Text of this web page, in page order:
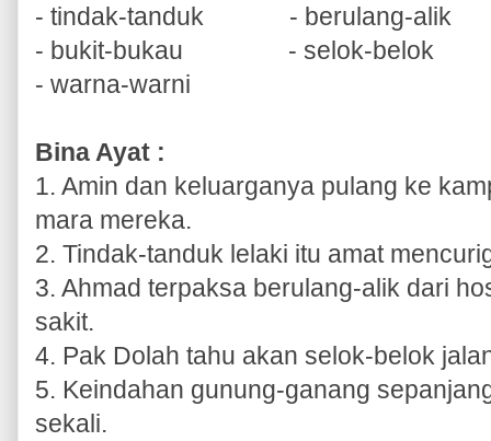
- tindak-tanduk
- berulang-alik
- bukit-bukau
- selok-belok
- warna-warni
Bina Ayat :
1. Amin dan keluarganya pulang ke
mara mereka.
2. Tindak-tanduk lelaki itu amat
3. Ahmad terpaksa berulang-alik dari
sakit.
4. Pak Dolah tahu akan selok-belok
5. Keindahan gunung-ganang
sekali.